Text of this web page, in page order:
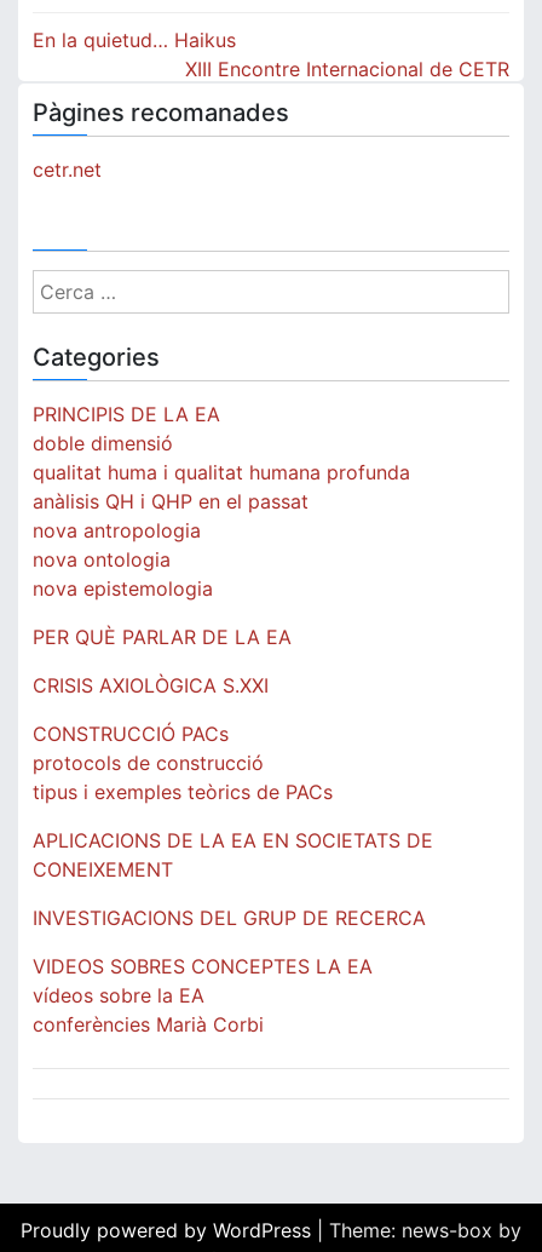
Navegació
d'entrades
En la quietud… Haikus
XIII Encontre Internacional de CETR
Pàgines recomanades
cetr.net
Cerca:
Categories
PRINCIPIS DE LA EA
doble dimensió
qualitat huma i qualitat humana profunda
anàlisis QH i QHP en el passat
nova antropologia
nova ontologia
nova epistemologia
PER QUÈ PARLAR DE LA EA
CRISIS AXIOLÒGICA S.XXI
CONSTRUCCIÓ PACs
protocols de construcció
tipus i exemples teòrics de PACs
APLICACIONS DE LA EA EN SOCIETATS DE
CONEIXEMENT
INVESTIGACIONS DEL GRUP DE RECERCA
VIDEOS SOBRES CONCEPTES LA EA
vídeos sobre la EA
conferències Marià Corbi
Proudly powered by WordPress
Theme: news-box by